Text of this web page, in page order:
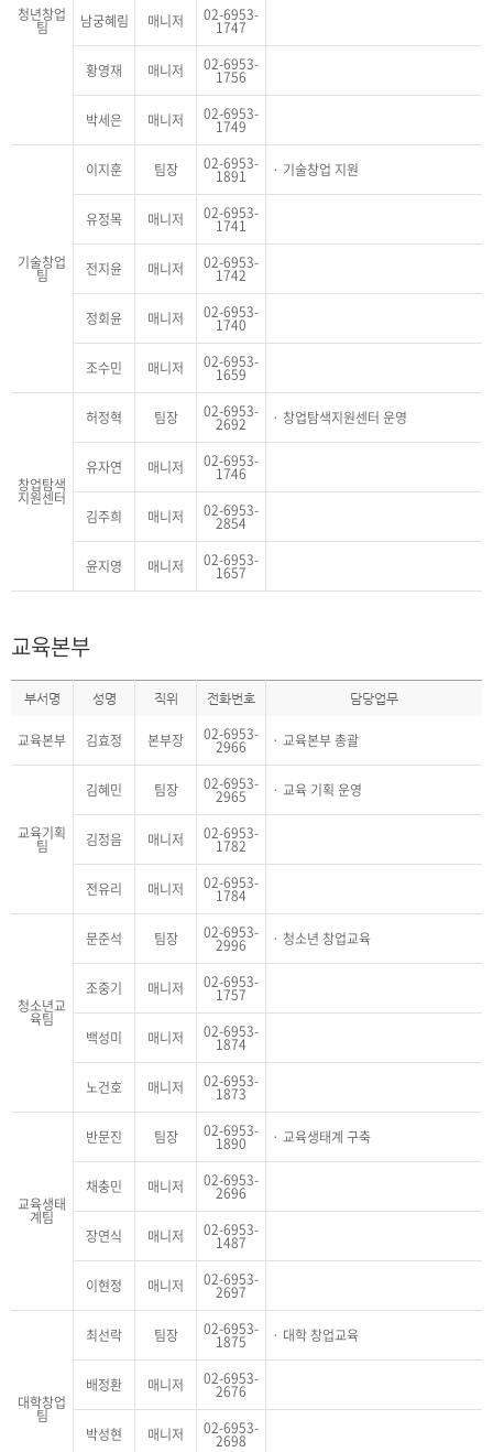
청년창업
팀 남궁혜림 매니저 02-6953-
1747
황영재 매니저 02-6953-
1756
박세은 매니저 02-6953-
1749
기술창업
팀
이지훈 팀장 02-6953-
1891 기술창업 지원
유정목 매니저 02-6953-
1741
전지윤 매니저 02-6953-
1742
정회윤 매니저 02-6953-
1740
조수민 매니저 02-6953-
1659
창업탐색
지원센터
허정혁 팀장 02-6953-
2692 창업탐색지원센터 운영
유자연 매니저 02-6953-
1746
김주희 매니저 02-6953-
2854
윤지영 매니저 02-6953-
1657
교육본부
부서명 성명 직위 전화번호 담당업무
교육본부 김효정 본부장 02-6953-
2966 교육본부 총괄
교육기획
팀
김혜민 팀장 02-6953-
2965 교육 기획 운영
김정음 매니저 02-6953-
1782
전유리 매니저 02-6953-
1784
청소년교
육팀
문준석 팀장 02-6953-
2996 청소년 창업교육
조중기 매니저 02-6953-
1757
백성미 매니저 02-6953-
1874
노건호 매니저 02-6953-
1873
교육생태
계팀
반문진 팀장 02-6953-
1890 교육생태계 구축
채충민 매니저 02-6953-
2696
장연식 매니저 02-6953-
1487
이현정 매니저 02-6953-
2697
대학창업
팀
최선락 팀장 02-6953-
1875 대학 창업교육
배정환 매니저 02-6953-
2676
박성현 매니저 02-6953-
2698